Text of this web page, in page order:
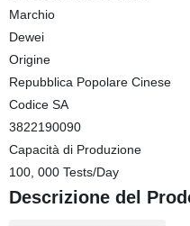
Marchio
Dewei
Origine
Repubblica Popolare Cinese
Codice SA
3822190090
Capacità di Produzione
100, 000 Tests/Day
Descrizione del